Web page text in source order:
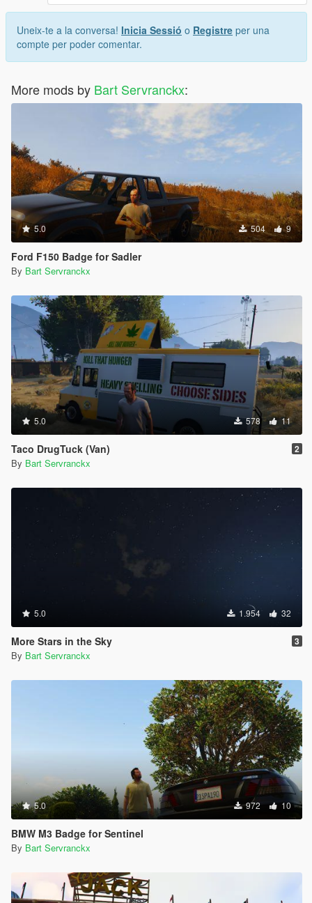
Uneix-te a la conversa! Inicia Sessió o Registre per una
compte per poder comentar.
More mods by Bart Servranckx:
5.0 504 9
Ford F150 Badge for Sadler
By Bart Servranckx
5.0 578 11
Taco DrugTuck (Van) 2
By Bart Servranckx
5.0 1.954 32
More Stars in the Sky 3
By Bart Servranckx
5.0 972 10
BMW M3 Badge for Sentinel
By Bart Servranckx